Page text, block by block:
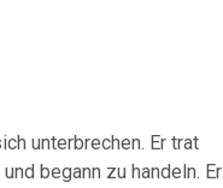
unterbrechen. Er trat
begann zu handeln. Er